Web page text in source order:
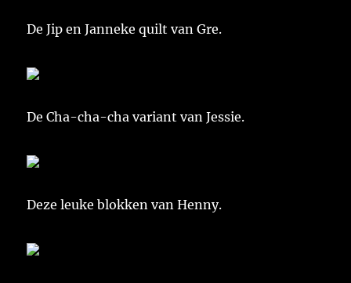
De Jip en Janneke quilt van Gre.
De Cha-cha-cha variant van Jessie.
Deze leuke blokken van Henny.